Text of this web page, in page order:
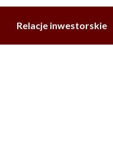
Relacje inwestorskie